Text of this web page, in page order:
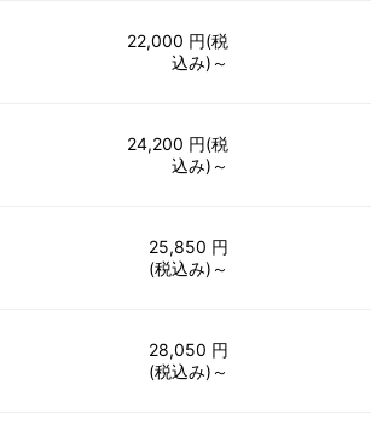
22,000 円(税
込み)～
24,200 円(税
込み)～
25,850 円
(税込み)～
28,050 円
(税込み)～